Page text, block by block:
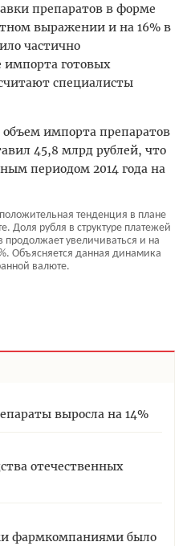
препаратов в форме
выражении и на 16% в
частично
импорта готовых
специалисты
импорта препаратов
45,8 млрд рублей, что
периодом 2014 года на
тенденция в плане
Доля рубля в структуре платежей
продолжает увеличиваться и на
Объясняется данная динамика
валюте.
выросла на 14%
отечественных
фармкомпаниями было